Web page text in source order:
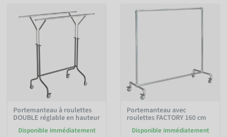
Portemanteau à roulettes
DOUBLE réglable en hauteur
Disponible immédiatement
Portemanteau avec
roulettes FACTORY 160 cm
Disponible immédiatement